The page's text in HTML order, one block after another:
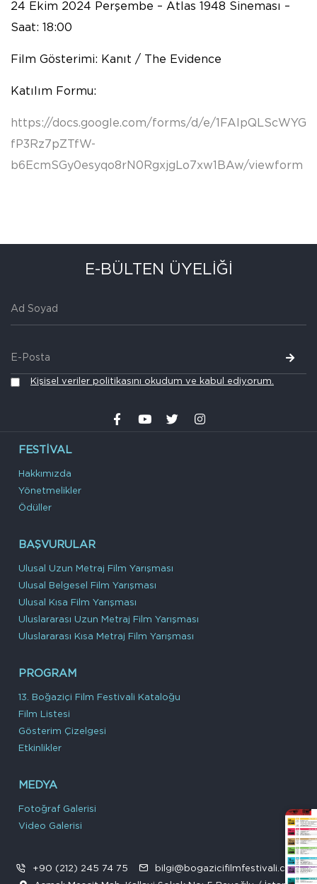
24 Ekim 2024 Perşembe – Atlas 1948 Sineması –
Saat: 18:00
Film Gösterimi: Kanıt / The Evidence
Katılım Formu:
https://docs.google.com/forms/d/e/1FAIpQLScWYG
fP3Rz7pZTfW-
b6EcmSGy0esyqo8rN0RgxjgLo7xw1BAw/viewform
E-BÜLTEN ÜYELİĞİ
Kişisel veriler politikasını okudum ve kabul ediyorum.
FESTIVAL
Hakkımızda
Yönetmelikler
Ödüller
BAŞVURULAR
Ulusal Uzun Metraj Film Yarışması
Ulusal Belgesel Film Yarışması
Ulusal Kısa Film Yarışması
Uluslararası Uzun Metraj Film Yarışması
Uluslararası Kısa Metraj Film Yarışması
PROGRAM
13. Boğaziçi Film Festivali Kataloğu
Film Listesi
Gösterim Çizelgesi
Etkinlikler
MEDYA
Fotoğraf Galerisi
Video Galerisi
+90 (212) 245 74 75
bilgi@bogazicifilmfestivali.com